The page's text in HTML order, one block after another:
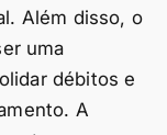
Além disso, o
uma
débitos e
A